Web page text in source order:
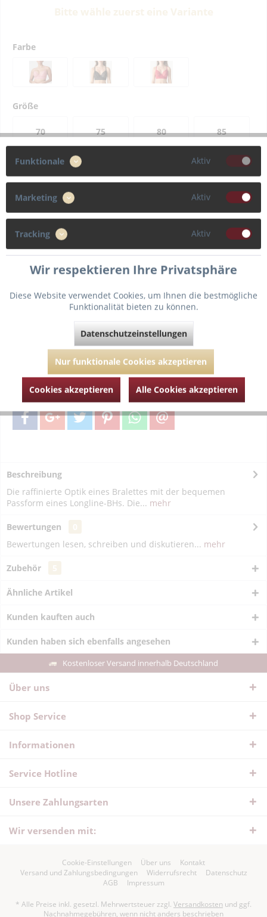
Farbe
Größe
70 75 80 85
90
Cup
E
Merken Fragen zum Artikel?
Artikel-Nr.: PD014-1607-scarlet-80-C
Beschreibung
Die raffinierte Optik eines Bralettes mit der bequemen
Passform eines Longline-BHs. Die... mehr
Bewertungen
Bewertungen lesen, schreiben und diskutieren... mehr
Zubehör
Ähnliche Artikel
Kunden kauften auch
Kunden haben sich ebenfalls angesehen
Kostenloser Versand innerhalb Deutschland
Über uns
Shop Service
Informationen
Service Hotline
Unsere Zahlungsarten
Wir versenden mit:
Cookie-Einstellungen Über uns
Kontakt
Versand und Zahlungsbedingungen
Widerrufsrecht
Datenschutz
AGB
Impressum
* Alle Preise inkl. gesetzl. Mehrwertsteuer zzgl. Versandkosten und ggf.
Nachnahmegebühren, wenn nicht anders beschrieben
Funktionale Aktiv
Marketing Aktiv
Tracking Aktiv
Wir respektieren Ihre Privatsphäre
Diese Website verwendet Cookies, um Ihnen die bestmögliche
Funktionalität bieten zu können.
Datenschutzeinstellungen
Nur funktionale Cookies akzeptieren
Cookies akzeptieren Alle Cookies akzeptieren